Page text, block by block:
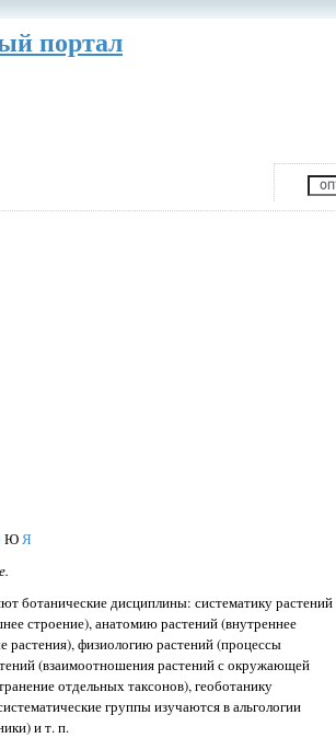
портал
ЮЯ
ботанические дисциплины: систематику растений
строение), анатомию растений (внутреннее
растения), физиологию растений (процессы
(взаимоотношения растений с окружающей
отдельных таксонов), геоботанику
группы изучаются в альгологии
и т. п.